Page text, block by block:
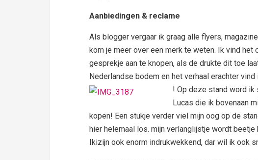
Aanbiedingen & reclame
Als blogger vergaar ik graag alle flyers,
kom je meer over een merk te weten. Ik vind
gesprekje aan te knopen, als de drukte dit toe
Nederlandse bodem en het verhaal erachter
! Op deze stand word ik
Lucas die ik bovenaan
kopen! Een stukje verder viel mijn oog op de
hier helemaal los. mijn verlanglijstje wordt
Ikizijn ook enorm indrukwekkend, dar wil ik ook